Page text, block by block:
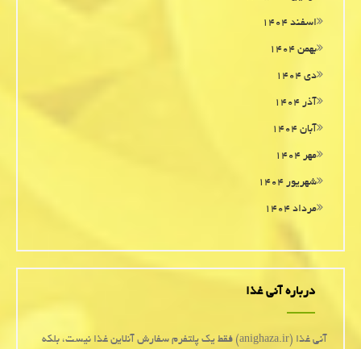
اسفند ۱۴۰۴
بهمن ۱۴۰۴
دی ۱۴۰۴
آذر ۱۴۰۴
آبان ۱۴۰۴
مهر ۱۴۰۴
شهریور ۱۴۰۴
مرداد ۱۴۰۴
درباره آنی غذا
آنی غذا (anighaza.ir) فقط یک پلتفرم سفارش آنلاین غذا نیست، بلکه